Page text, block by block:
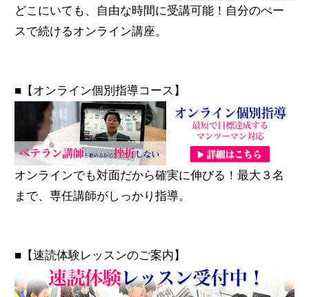
どこにいても、自由な時間に受講可能！自分のぺー
スで続けるオンライン講座。
■【オンライン個別指導コース】
オンラインでも対面だから確実に伸びる！最大３名
まで、専任講師がしっかり指導。
■【速読体験レッスンのご案内】